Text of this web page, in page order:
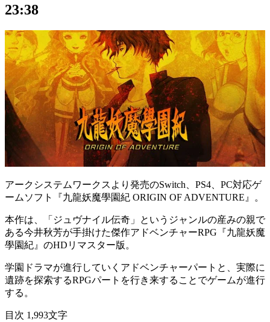
23:38
アークシステムワークスより発売のSwitch、PS4、PC対応ゲ
ームソフト『 九龍妖魔學園紀 ORIGIN OF ADVENTURE』。
本作は、「ジュヴナイル伝奇」というジャンルの産みの親で
ある今井秋芳が手掛けた傑作アドベンチャーRPG『九龍妖魔
學園紀』のHDリマスター版。
学園ドラマが進行していく アドベンチャーパート と、実際に
遺跡を探索するRPGパート を行き来することでゲームが進行
する。
目次 1,993文字